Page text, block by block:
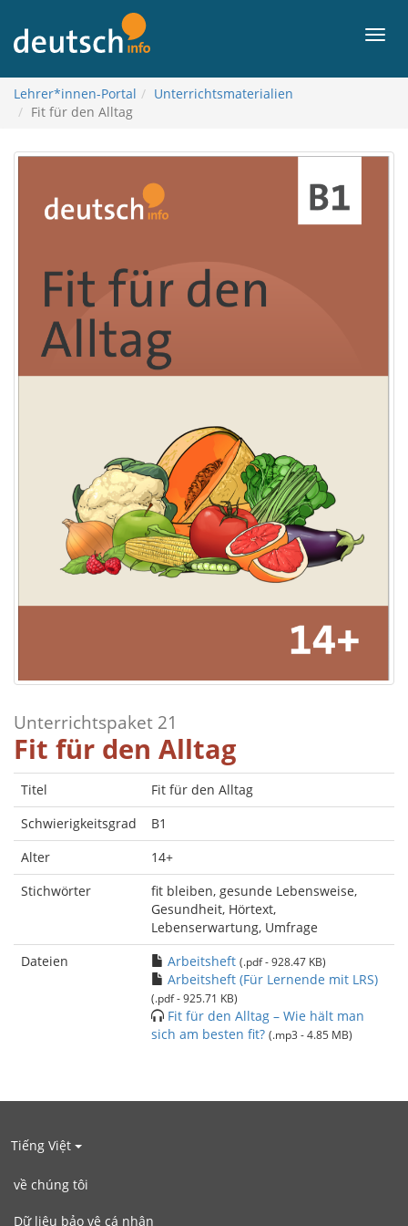
dung
Thực
Lehrer*innen-Portal
Unterrichtsmaterialien
Fit für den Alltag
Unterrichtspaket 21
Fit für den Alltag
Titel
Fit für den Alltag
Schwierigkeitsgrad
B1
Alter
14+
Stichwörter
fit bleiben, gesunde Lebensweise,
Gesundheit, Hörtext,
Lebenserwartung, Umfrage
Dateien
Arbeitsheft (.pdf - 928.47 KB)
Arbeitsheft (Für Lernende mit LRS)
(.pdf - 925.71 KB)
Fit für den Alltag – Wie hält man
sich am besten fit? (.mp3 - 4.85 MB)
Tiếng Việt
về chúng tôi
Dữ liệu bảo vệ cá nhân